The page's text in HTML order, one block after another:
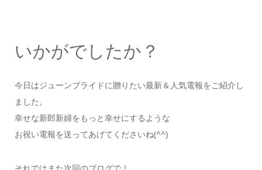
いかがでしたか？
今日はジューンブライドに贈りたい最新＆人気電報をご紹介し
ました。
幸せな新郎新婦をもっと幸せにするような
お祝い電報を送ってあげてくださいね(^^)